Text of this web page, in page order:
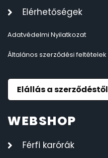
Elérhetőségek
Adatvédelmi Nyilatkozat
Általános szerződési feltételek
Elállás a szerződéstől
WEBSHOP
Férfi karórák